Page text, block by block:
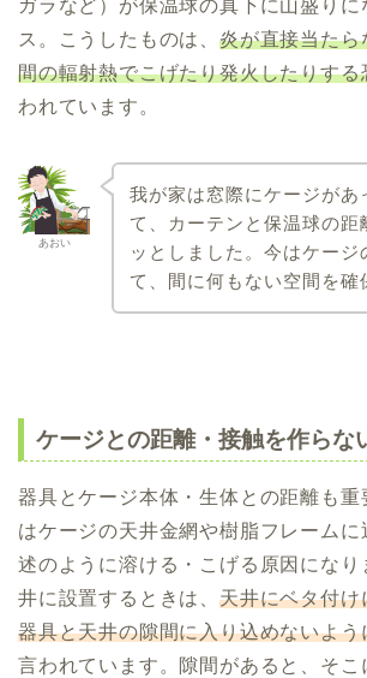
ガラなど）が保温球の真下に山盛りに
ス。こうしたものは、炎が直接当たら
間の輻射熱でこげたり発火したりする
われています。
あおい
我が家は窓際にケージがあ
て、カーテンと保温球の距
ッとしました。今はケージ
て、間に何もない空間を確
ケージとの距離・接触を作らな
器具とケージ本体・生体との距離も重
はケージの天井金網や樹脂フレームに
述のように溶ける・こげる原因になり
井に設置するときは、 天井にベタ付け
器具と天井の隙間に入り込めないよう
言われています。隙間があると、そこ